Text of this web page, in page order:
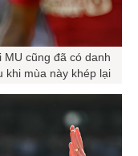
cũng đã có danh
khi mùa này khép lại